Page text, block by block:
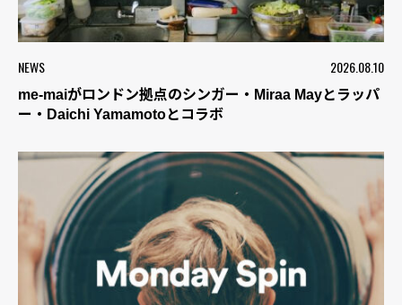
NEWS 2026.08.10
me-maiがロンドン拠点のシンガー・Miraa Mayとラッパ
ー・Daichi Yamamotoとコラボ